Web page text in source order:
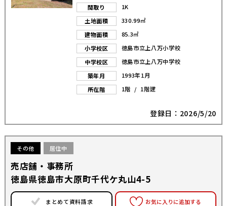
間取り
1K
土地面積
330.99㎡
建物面積
85.3㎡
小学校区
徳島市立上八万小学校
中学校区
徳島市立上八万中学校
築年月
1993年1月
所在階
1階 / 1階建
登録日：2026/5/20
その他 居住中
売店舗・事務所
徳島県徳島市大原町千代ケ丸山4-5
まとめて資料請求 お気に入りに追加する